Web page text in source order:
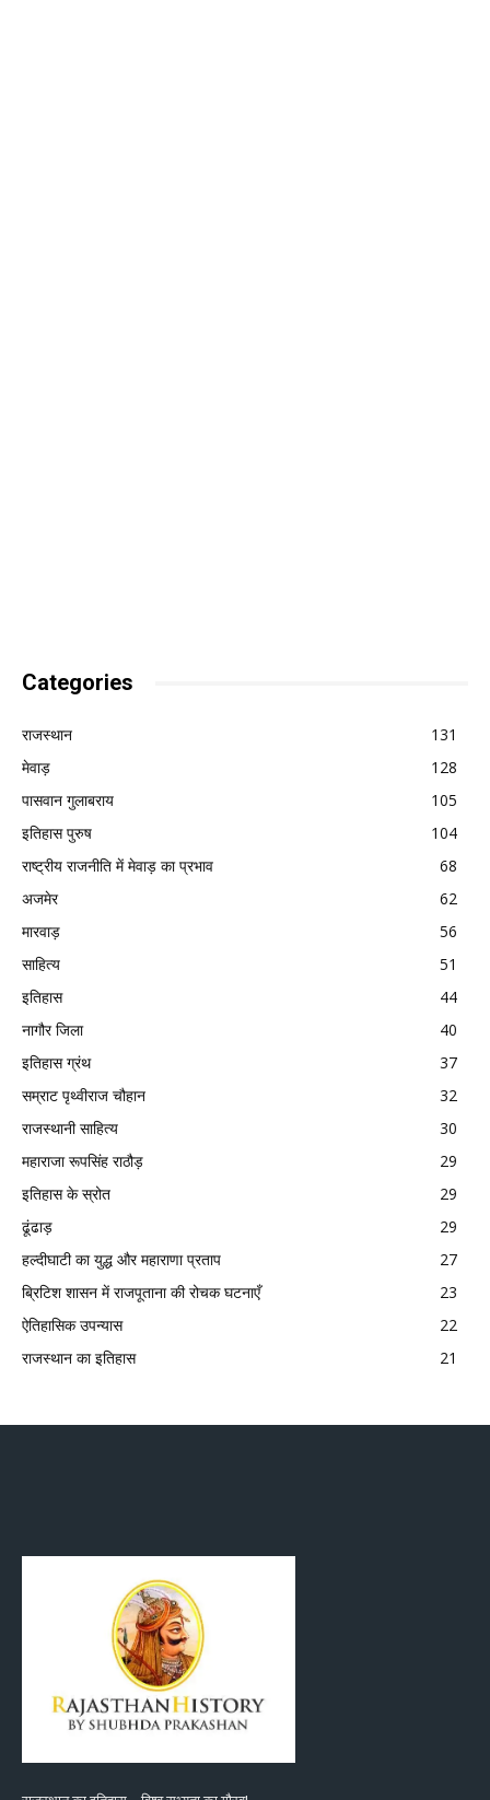
Categories
राजस्थान
131
मेवाड़
128
पासवान गुलाबराय
105
इतिहास पुरुष
104
राष्ट्रीय राजनीति में मेवाड़ का प्रभाव
68
अजमेर
62
मारवाड़
56
साहित्य
51
इतिहास
44
नागौर जिला
40
इतिहास ग्रंथ
37
सम्राट पृथ्वीराज चौहान
32
राजस्थानी साहित्य
30
महाराजा रूपसिंह राठौड़
29
इतिहास के स्रोत
29
ढूंढाड़
29
हल्दीघाटी का युद्ध और महाराणा प्रताप
27
ब्रिटिश शासन में राजपूताना की रोचक घटनाएँ
23
ऐतिहासिक उपन्यास
22
राजस्थान का इतिहास
21